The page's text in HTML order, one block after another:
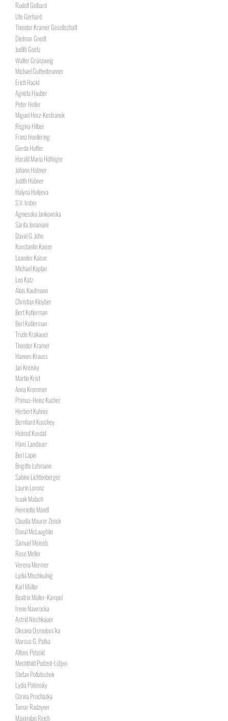
Rudolf Gelbard
Ute Gerhard
Theodor Kramer Gesellschaft
Dietmar Gnedt
Judith Goetz
Walter Grünzweig
Michael Guttenbrunner
Erich Hackl
Agneta Hauber
Peter Heller
Miguel Herz-Kestranek
Regina Hilber
Franz Hoellering
Gerda Hoffer
Harald Maria Höfinger
Johann Holzner
Judith Hübner
Halyna Hulijeva
S.V. Imber
Agnieszka Jankowska
Sarita Jenamani
David G. John
Konstantin Kaiser
Leander Kaiser
Michael Kaplan
Leo Katz
Alois Kaufmann
Christian Kloyber
Bert Kotlerman
Berl Kotlerman
Trude Krakauer
Theodor Kramer
Hannes Krauss
Jan Kreisky
Martin Krist
Anna Krommer
Primus-Heinz Kucher
Herbert Kuhner
Bernhard Kuschey
Helmut Kusdat
Hans Landauer
Berl Lapin
Brigitte Lehmann
Sabine Lichtenberger
Laurin Lorenz
Isaak Malach
Henriette Mandl
Claudia Maurer Zenck
Donal McLaughlin
Samuel Meisels
Rose Meller
Verena Mermer
Lydia Mischkulnig
Karl Müller
Beatrix Müller-Kampel
Irene Nawrocka
Astrid Nischkauer
Oksana Osmolovs’ka
Marcus G. Patka
Alfons Petzold
Mechthild Podzeit-Lütjen
Stefan Pollatschek
Lydia Potensky
Corina Prochazka
Tamar Radzyner
Maximilan Reich